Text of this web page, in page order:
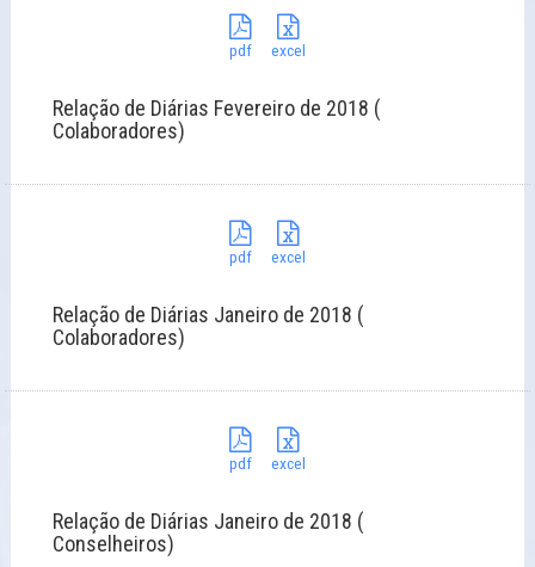
pdf excel
Relação de Diárias Fevereiro de 2018 (
Colaboradores)
pdf excel
Relação de Diárias Janeiro de 2018 (
Colaboradores)
pdf excel
Relação de Diárias Janeiro de 2018 (
Conselheiros)